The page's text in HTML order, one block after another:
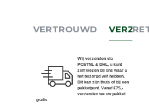
VERTROUWD
Wij verzenden via
POSTNL & DHL, u kunt
zelf kiezen bij ons waar u
het bezorgd wilt hebben.
Dit kan zijn thuis of bij een
pakketpunt. Vanaf €75,-
verzenden we uw pakket
gratis